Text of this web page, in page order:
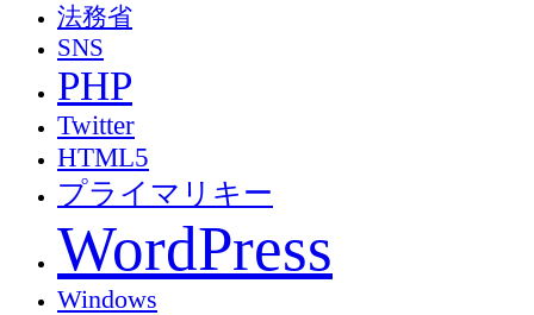
法務省
SNS
PHP
Twitter
HTML5
プライマリキー
WordPress
Windows